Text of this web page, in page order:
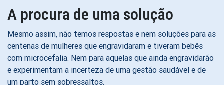
A procura de uma solução
Mesmo assim, não temos respostas e nem soluções para as
centenas de mulheres que engravidaram e tiveram bebês
com microcefalia. Nem para aquelas que ainda engravidarão
e experimentam a incerteza de uma gestão saudável e de
um parto sem sobressaltos.